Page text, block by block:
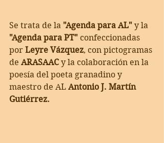
Se trata de la "Agenda para AL" y la
"Agenda para PT" confeccionadas
por Leyre Vázquez, con pictogramas
de ARASAAC y la colaboración en la
poesía del poeta granadino y
maestro de AL Antonio J. Martín
Gutiérrez.